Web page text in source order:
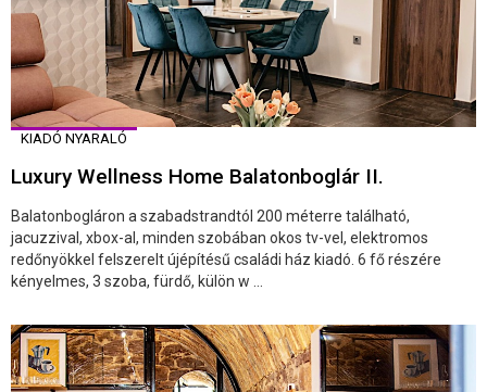
KIADÓ NYARALÓ
Luxury Wellness Home Balatonboglár II.
Balatonbogláron a szabadstrandtól 200 méterre található,
jacuzzival, xbox-al, minden szobában okos tv-vel, elektromos
redőnyökkel felszerelt újépítésű családi ház kiadó. 6 fő részére
kényelmes, 3 szoba, fürdő, külön w ...